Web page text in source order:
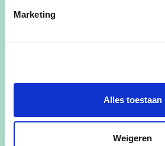
Marketing
Alles toestaan
Weigeren
Ja, cd&v mag me contacteren
Ja, ik aanvaard de
Hoeveel personen naast jezelf